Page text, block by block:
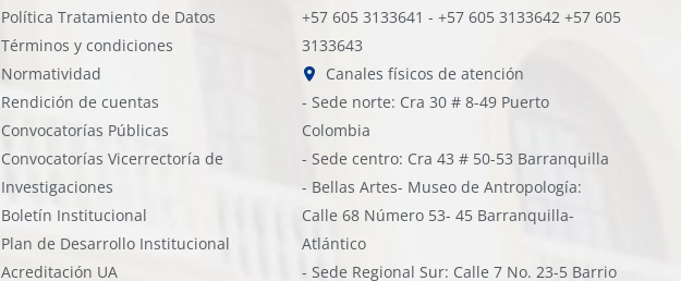
Política Tratamiento de Datos
Términos y condiciones
Normatividad
Rendición de cuentas
Convocatorías Públicas
Convocatorías Vicerrectoría de
Investigaciones
Boletín Institucional
Plan de Desarrollo Institucional
Acreditación UA
+57 605 3133641 - +57 605 3133642 +57 605
3133643
Canales físicos de atención
- Sede norte: Cra 30 # 8-49 Puerto
Colombia
- Sede centro: Cra 43 # 50-53 Barranquilla
- Bellas Artes- Museo de Antropología:
Calle 68 Número 53- 45 Barranquilla-
Atlántico
- Sede Regional Sur: Calle 7 No. 23-5 Barrio